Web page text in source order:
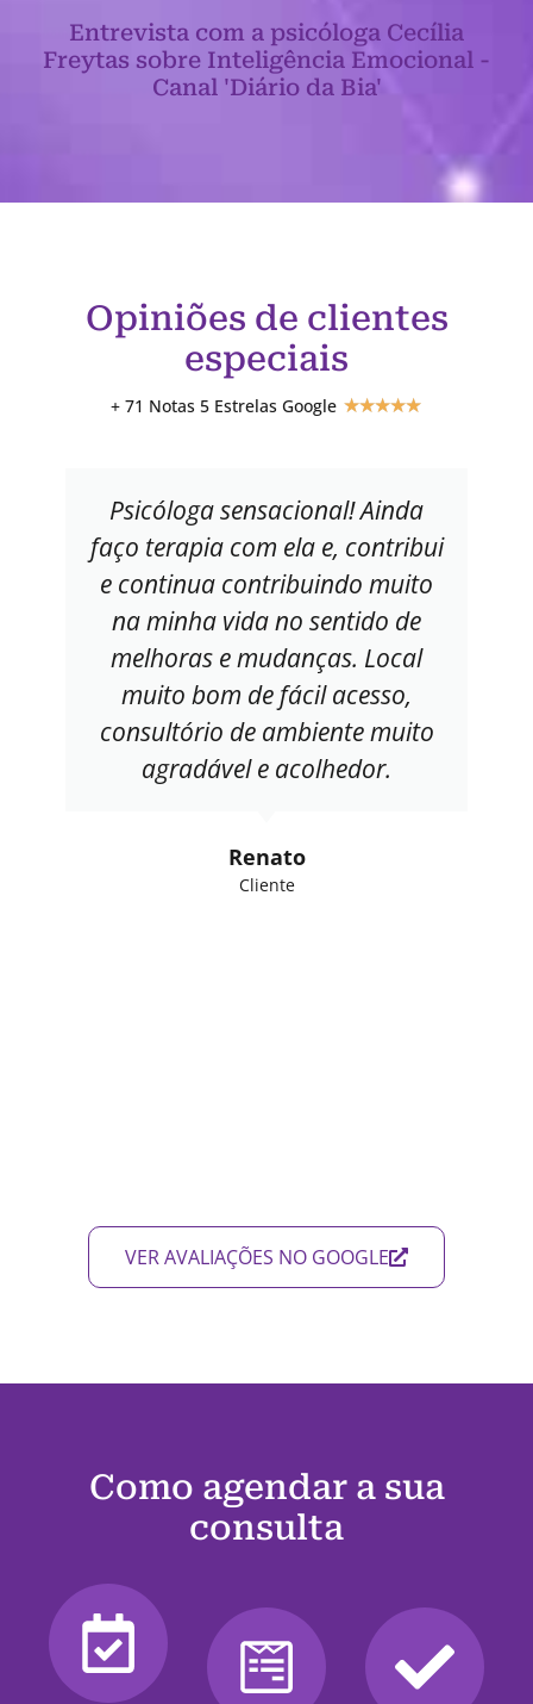
Entrevista com a psicóloga Cecília
Freytas sobre Inteligência Emocional -
Canal 'Diário da Bia'
Opiniões de clientes
especiais
+ 71 Notas 5 Estrelas Google ★★★★★
Psicóloga sensacional! Ainda
faço terapia com ela e, contribui
e continua contribuindo muito
na minha vida no sentido de
melhoras e mudanças. Local
muito bom de fácil acesso,
consultório de ambiente muito
agradável e acolhedor.
Renato
Cliente
VER AVALIAÇÕES NO GOOGLE
Como agendar a sua
consulta